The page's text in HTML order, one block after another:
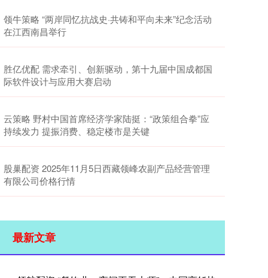
领牛策略 “两岸同忆抗战史·共铸和平向未来”纪念活动
在江西南昌举行
胜亿优配 需求牵引、创新驱动，第十九届中国成都国
际软件设计与应用大赛启动
云策略 野村中国首席经济学家陆挺：“政策组合拳”应
持续发力 提振消费、稳定楼市是关键
股巢配资 2025年11月5日西藏领峰农副产品经营管理
有限公司价格行情
最新文章